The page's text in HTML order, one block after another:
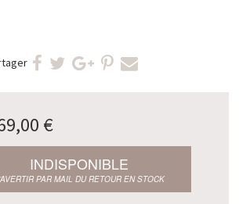
€
INDISPONIBLE
PAR MAIL DU RETOUR EN STOCK